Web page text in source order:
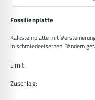
Fossilienplatte
Kalksteinplatte mit
in schmiedeeisernen Bändern
Limit:
Zuschlag: